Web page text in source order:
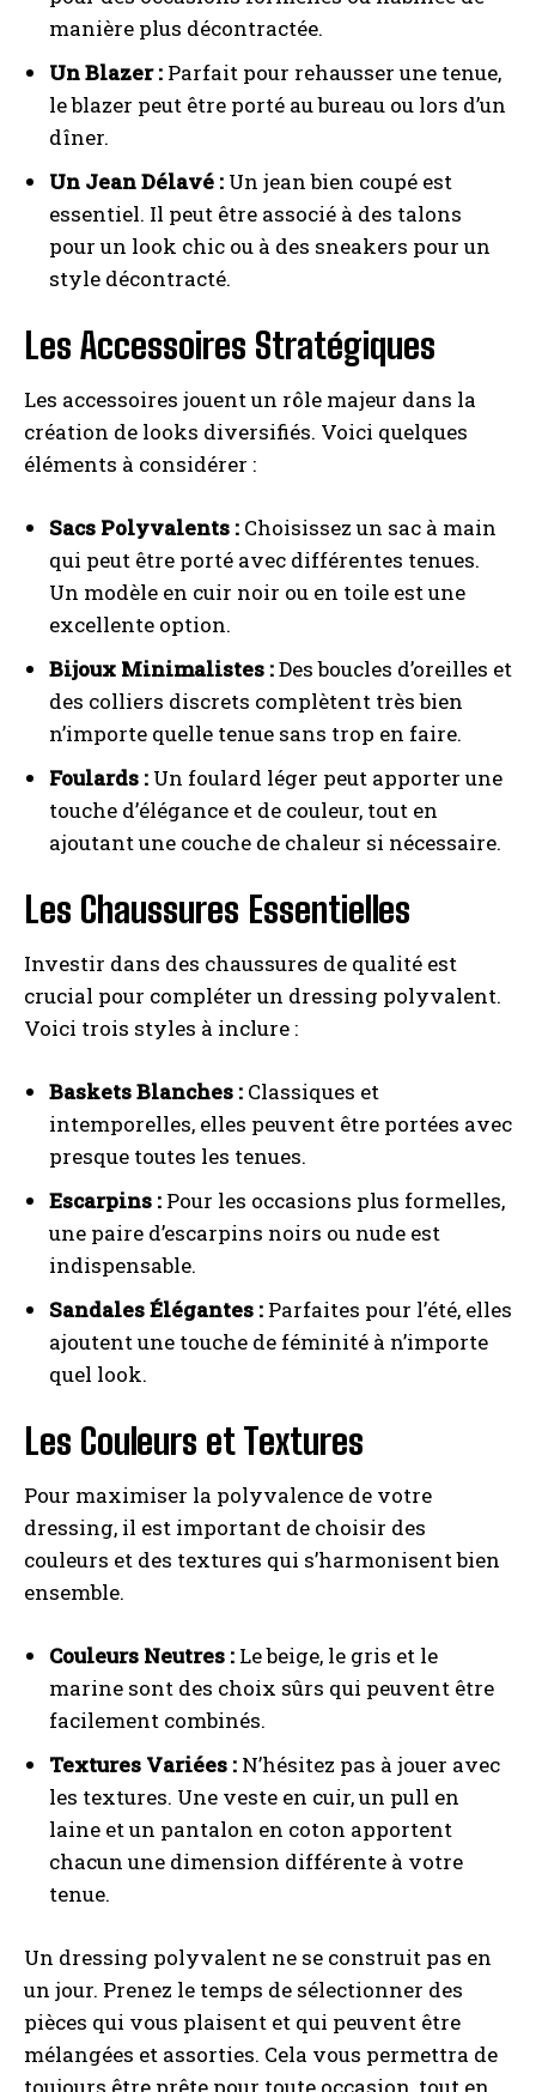
manière plus décontractée.
Un Blazer : Parfait pour rehausser une tenue,
le blazer peut être porté au bureau ou lors d’un
dîner.
Un Jean Délavé : Un jean bien coupé est
essentiel. Il peut être associé à des talons
pour un look chic ou à des sneakers pour un
style décontracté.
Les Accessoires Stratégiques
Les accessoires jouent un rôle majeur dans la
création de looks diversifiés. Voici quelques
éléments à considérer :
Sacs Polyvalents : Choisissez un sac à main
qui peut être porté avec différentes tenues.
Un modèle en cuir noir ou en toile est une
excellente option.
Bijoux Minimalistes :Des boucles d’oreilles et
des colliers discrets complètent très bien
n’importe quelle tenue sans trop en faire.
Foulards : Un foulard léger peut apporter une
touche d’élégance et de couleur, tout en
ajoutant une couche de chaleur si nécessaire.
Les Chaussures Essentielles
Investir dans des chaussures de qualité est
crucial pour compléter un dressing polyvalent.
Voici trois styles à inclure :
Baskets Blanches : Classiques et
intemporelles, elles peuvent être portées avec
presque toutes les tenues.
Escarpins : Pour les occasions plus formelles,
une paire d’escarpins noirs ou nude est
indispensable.
Sandales Élégantes : Parfaites pour l’été, elles
ajoutent une touche de féminité à n’importe
quel look.
Les Couleurs et Textures
Pour maximiser la polyvalence de votre
dressing, il est important de choisir des
couleurs et des textures qui s’harmonisent bien
ensemble.
Couleurs Neutres : Le beige, le gris et le
marine sont des choix sûrs qui peuvent être
facilement combinés.
Textures Variées : N’hésitez pas à jouer avec
les textures. Une veste en cuir, un pull en
laine et un pantalon en coton apportent
chacun une dimension différente à votre
tenue.
Un dressing polyvalent ne se construit pas en
un jour. Prenez le temps de sélectionner des
pièces qui vous plaisent et qui peuvent être
mélangées et assorties. Cela vous permettra de